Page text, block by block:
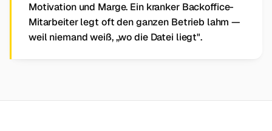
Motivation und Marge. Ein kranker Backoffice-
Mitarbeiter legt oft den ganzen Betrieb lahm —
weil niemand weiß, „wo die Datei liegt".